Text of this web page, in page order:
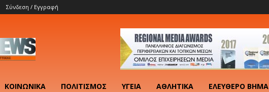
Σύνδεση / Εγγραφή
ΚΟΙΝΩΝΙΚΆ ΠΟΛΙΤΙΣΜΌΣ ΥΓΕΊΑ ΑΘΛΗΤΙΚΆ ΕΛΕΎΘΕΡΟ ΒΉΜΑ